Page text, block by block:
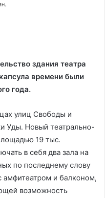
здания театра
времени были
года.
улиц Свободы и
Уды. Новый театрально-
19 тыс.
в себя два зала на
по последнему слову
амфитеатром и балконом,
возможность